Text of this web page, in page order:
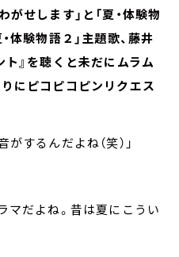
せします」と「夏・体験物
体験物語２」主題歌、藤井
ト』を聴くと未だにムラム
にピコピコピンリクエス
するんだよね（笑）」
マだよね。昔は夏にこうい